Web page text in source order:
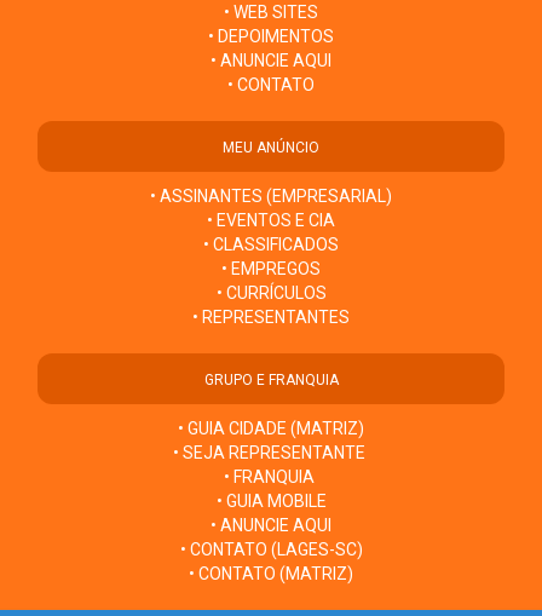
• WEB SITES
• DEPOIMENTOS
• ANUNCIE AQUI
• CONTATO
MEU ANÚNCIO
• ASSINANTES (EMPRESARIAL)
• EVENTOS E CIA
• CLASSIFICADOS
• EMPREGOS
• CURRÍCULOS
• REPRESENTANTES
GRUPO E FRANQUIA
• GUIA CIDADE (MATRIZ)
• SEJA REPRESENTANTE
• FRANQUIA
• GUIA MOBILE
• ANUNCIE AQUI
• CONTATO (LAGES-SC)
• CONTATO (MATRIZ)